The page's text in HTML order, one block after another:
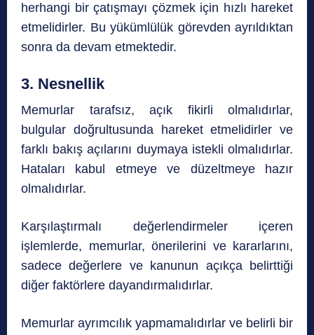
herhangi bir çatışmayı çözmek için hızlı hareket
etmelidirler. Bu yükümlülük görevden ayrıldıktan
sonra da devam etmektedir.
3. Nesnellik
Memurlar tarafsız, açık fikirli olmalıdırlar,
bulgular doğrultusunda hareket etmelidirler ve
farklı bakış açılarını duymaya istekli olmalıdırlar.
Hataları kabul etmeye ve düzeltmeye hazır
olmalıdırlar.
Karşılaştırmalı değerlendirmeler içeren
işlemlerde, memurlar, önerilerini ve kararlarını,
sadece değerlere ve kanunun açıkça belirttiği
diğer faktörlere dayandırmalıdırlar.
Memurlar ayrımcılık yapmamalıdırlar ve belirli bir